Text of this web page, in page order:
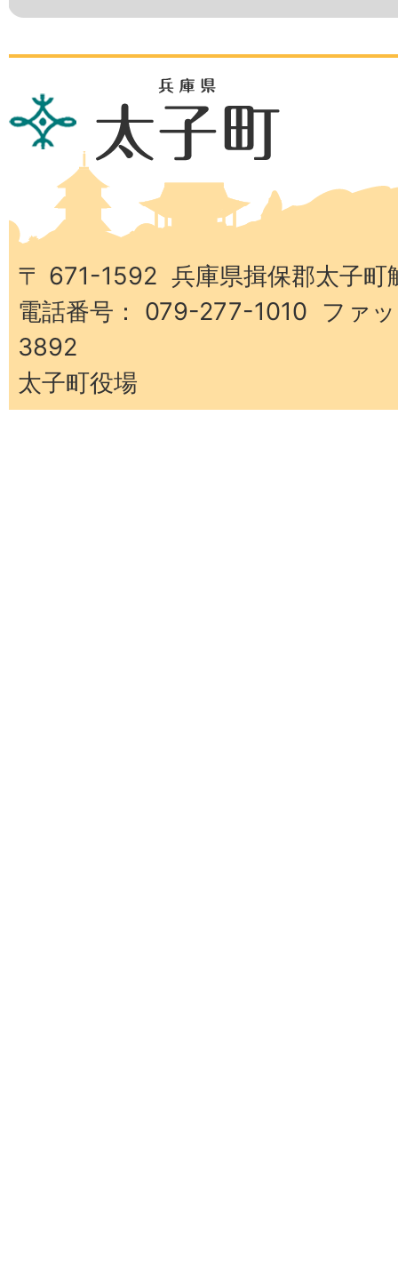
兵
庫
子
町
〒 671-1592 兵庫県揖保郡太子町
電話番号： 079-277-1010 ファ
3892
太子町役場